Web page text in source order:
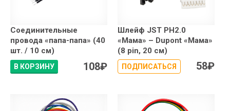
Соединительные
провода «папа-папа» (40
шт. / 10 см)
В КОРЗИНУ 108₽
Шлейф JST PH2.0
«Мама» – Dupont «Мама»
(8 pin, 20 см)
ПОДПИСАТЬСЯ 58₽